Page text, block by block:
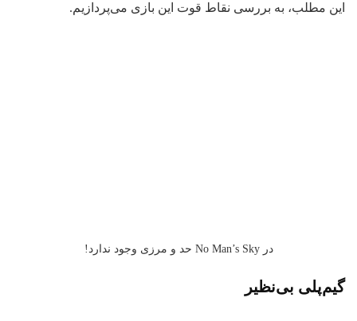
این مطلب، به بررسی نقاط قوت این بازی می‌پردازیم.
در No Man’s Sky حد و مرزی وجود ندارد!
گیم‌پلی بی‌نظیر